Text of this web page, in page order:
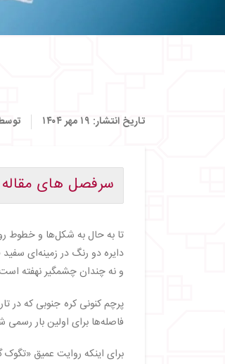
تاریخ انتشار: ۱۹ مهر ۱۴۰۴
سرفصل های مقاله
・تاریخچه پرچم کره جنوبی
اجزای اصلی پرچم کره
・پس‌زمینه سفید
・ دایره مرکزی (تگوک)
・ چهار تریگرام سیاه
جایگاه پرچم در زندگی
・
نگاه دنیا به پرچم کره
جمع بندی
تا به حال به شکل‌ها و خطوط
دایره دو رنگ در زمینه‌ای
و نه چندان چشمگیر نهفته است
فاصله‌ها برای اولین بار رسمی
برای اینکه روایت عمیق «تگوک